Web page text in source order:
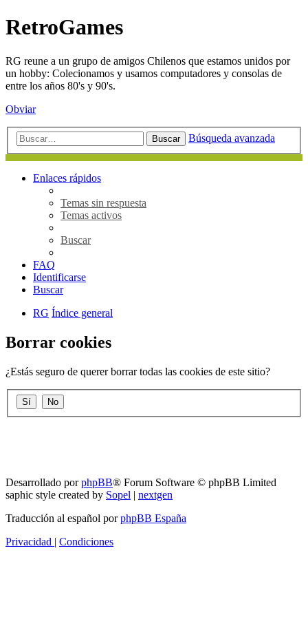
RetroGames
RG reune a un grupo de amigos Chilenos que estamos unidos por
un hobby: Colecionamos y usamos computadores y consolas de
entre los años 80's y 90's.
Obviar
Buscar Búsqueda avanzada
Enlaces rápidos
Temas sin respuesta
Temas activos
Buscar
FAQ
Identificarse
Buscar
RG Índice general
Borrar cookies
¿Estás seguro de querer borrar todas las cookies de este sitio?
Desarrollado porphpBB® Forum Software © phpBB Limited
saphic style created by Sopel | nextgen
Traducción al español porphpBB España
Privacidad | Condiciones